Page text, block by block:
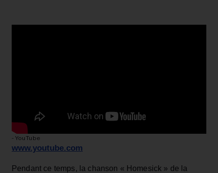
- YouTube
www.youtube.com
Pendant ce temps, la chanson « Homesick » de la